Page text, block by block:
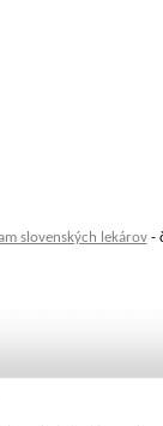
slovenských lekárov-